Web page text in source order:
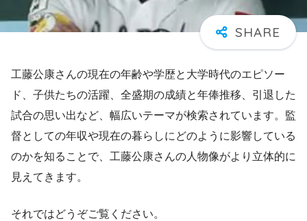
工藤公康さんの現在の年齢や学歴と大学時代のエピソー
ド、子供たちの活躍、全盛期の成績と年俸推移、引退した
試合の思い出など、幅広いテーマが検索されています。監
督としての年収や現在の暮らしにどのように影響している
のかを知ることで、工藤公康さんの人物像がより立体的に
見えてきます。
それではどうぞご覧ください。